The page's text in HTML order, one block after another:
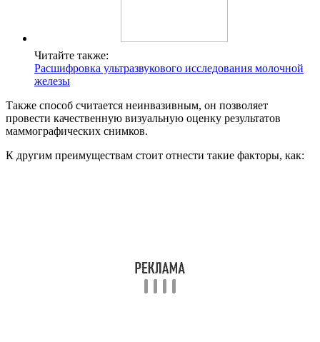
Читайте также:
Расшифровка ультразвукового исследования молочной
железы
Также способ считается неинвазивным, он позволяет
провести качественную визуальную оценку результатов
маммографических снимков.
К другим преимуществам стоит отнести такие факторы, как: